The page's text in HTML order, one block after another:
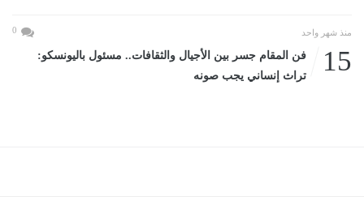
منذ شهر واحد 0
15
فن المقام جسر بين الأجيال والثقافات.. مسئول باليونسكو:
تراث إنساني يجب صونه